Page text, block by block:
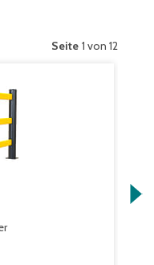
Seite 1 von 12